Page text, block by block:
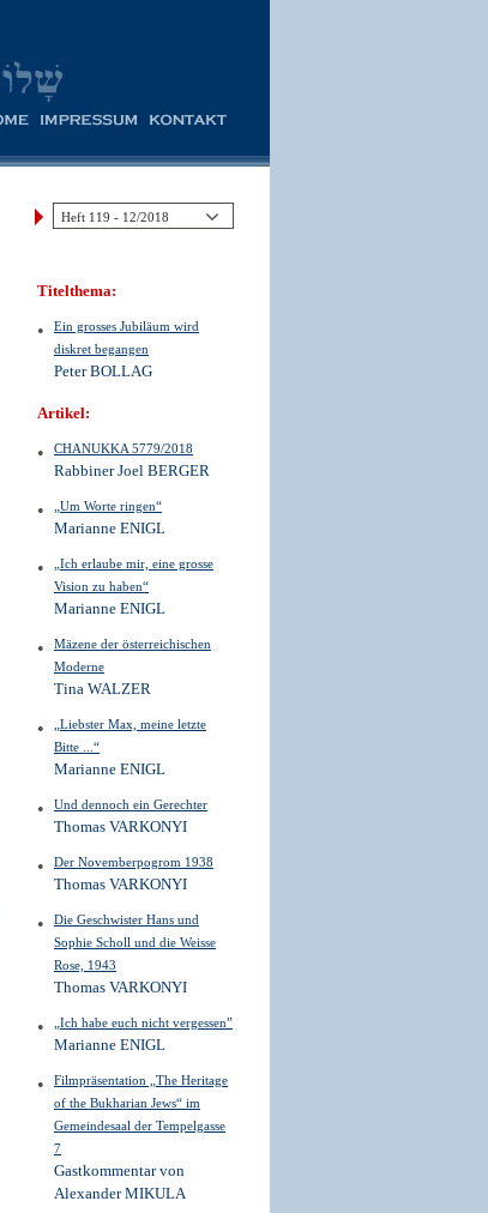
Titelthema:
Ein grosses Jubiläum wird
diskret begangen
Peter BOLLAG
Artikel:
CHANUKKA 5779/2018
Rabbiner Joel BERGER
„Um Worte ringen“
Marianne ENIGL
„Ich erlaube mir, eine grosse
Vision zu haben“
Marianne ENIGL
Mäzene der österreichischen
Moderne
Tina WALZER
„Liebster Max, meine letzte
Bitte ...“
Marianne ENIGL
Und dennoch ein Gerechter
Thomas VARKONYI
Der Novemberpogrom 1938
Thomas VARKONYI
Die Geschwister Hans und
Sophie Scholl und die Weisse
Rose, 1943
Thomas VARKONYI
„Ich habe euch nicht vergessen”
Marianne ENIGL
Filmpräsentation „The Heritage
of the Bukharian Jews“ im
Gemeindesaal der Tempelgasse
7
Gastkommentar von
Alexander MIKULA